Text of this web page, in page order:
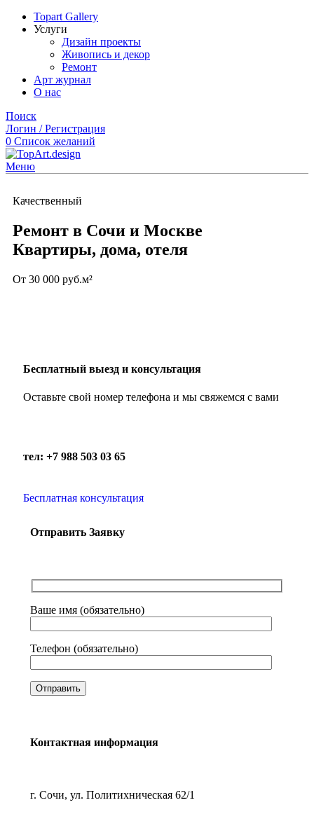
Topart Gallery
Услуги
Дизайн проекты
Живопись и декор
Ремонт
Арт журнал
О нас
Поиск
Логин / Регистрация
0 Список желаний
Меню
Качественный
Ремонт в Сочи и Москве
Квартиры, дома, отеля
От 30 000 руб.м²
Бесплатный выезд и консультация
Оставьте свой номер телефона и мы свяжемся с вами
тел: +7 988 503 03 65
Бесплатная консультация
Отправить Заявку
Ваше имя (обязательно)
Телефон (обязательно)
Контактная информация
г. Сочи, ул. Политихническая 62/1